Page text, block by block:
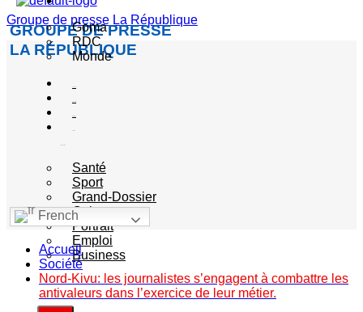
Groupe de presse La République
GROUPE DE PRESSE
LA RÉPUBLIQUE
Goma
RDC
Monde
Santé
Sport
Grand-Dossier
Culture
Portrait
Emploi
Business
French
Accueil
Société
Nord-Kivu: les journalistes s’engagent à combattre les
antivaleurs dans l’exercice de leur métier.